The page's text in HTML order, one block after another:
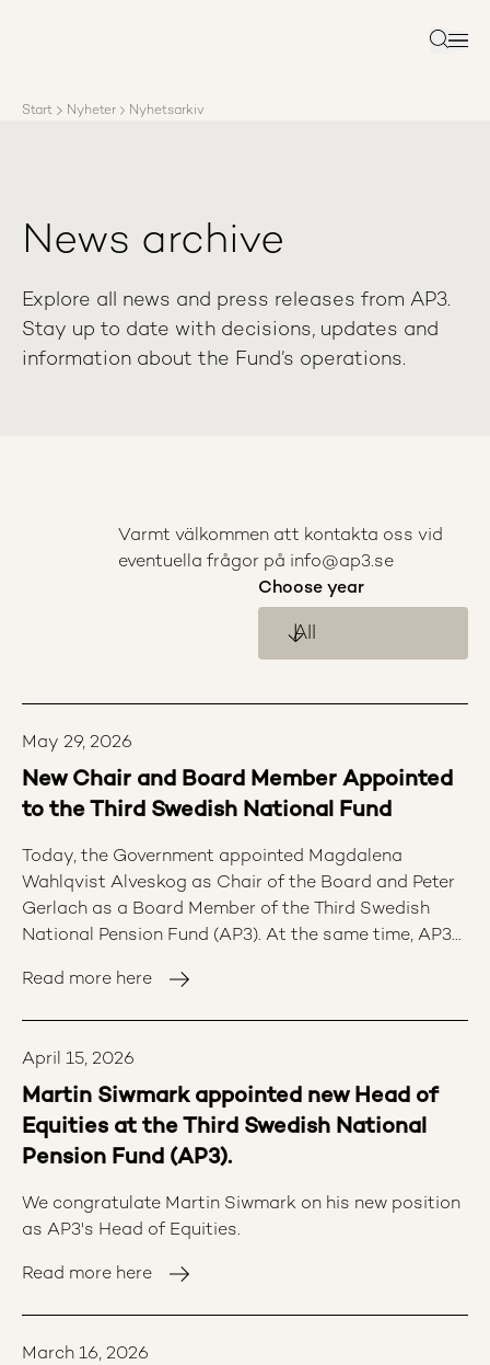
Reports
Search
Start Nyheter Nyhetsarkiv
News archive
Explore all news and press releases from AP3.
Stay up to date with decisions, updates and
information about the Fund’s operations.
Choose year
Varmt välkommen att kontakta oss vid
eventuella frågor på info@ap3.se
May 29, 2026
New Chair and Board Member Appointed
to the Third Swedish National Fund
Today, the Government appointed Magdalena
Wahlqvist Alveskog as Chair of the Board and Peter
Gerlach as a Board Member of the Third Swedish
National Pension Fund (AP3). At the same time, AP3
and Board Member Torbjörn Hållö, both of whom
Read more here
April 15, 2026
Martin Siwmark appointed new Head of
Equities at the Third Swedish National
Pension Fund (AP3).
We congratulate Martin Siwmark on his new position
as AP3's Head of Equities.
Read more here
March 16, 2026